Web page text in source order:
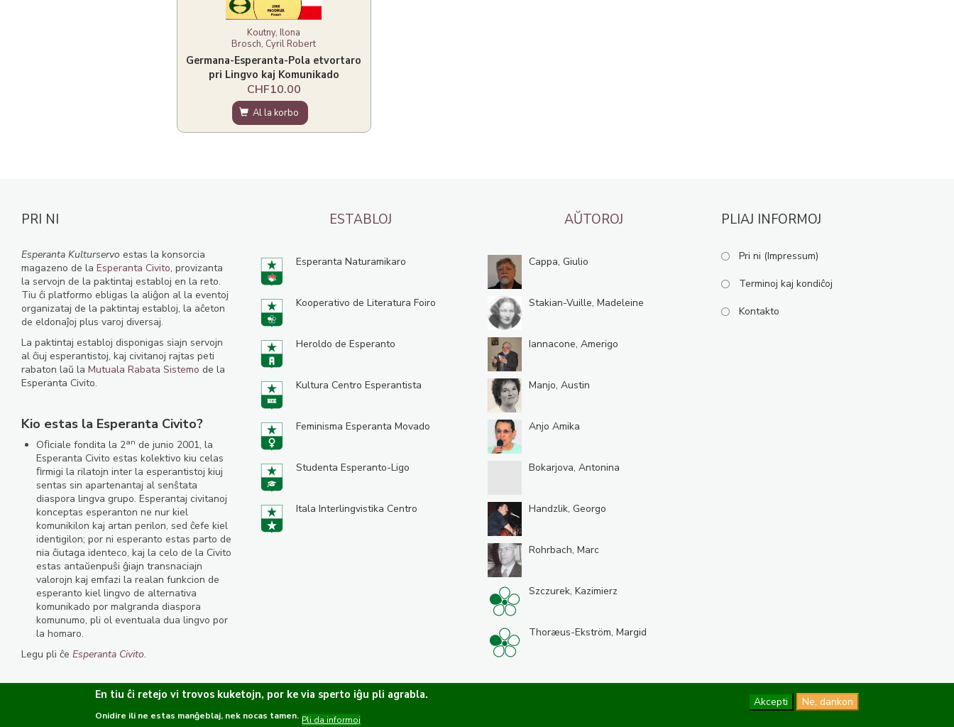
Koutny, Ilona
Brosch, Cyril Robert
Germana-Esperanta-Pola etvortaro
pri Lingvo kaj Komunikado
CHF10.00
Al la korbo
PRI NI
Esperanta Kulturservo estas la konsorcia
magazeno de la Esperanta Civito, provizanta
la servojn de la paktintaj establoj en la reto.
Tiu ĉi platformo ebligas la aliĝon al la eventoj
organizataj de la paktintaj establoj, la aĉeton
de eldonaĵoj plus varoj diversaj.
La paktintaj establoj disponigas siajn servojn
al ĉiuj esperantistoj, kaj civitanoj rajtas peti
rabaton laŭ la Mutuala Rabata Sistemo de la
Esperanta Civito.
Kio estas la Esperanta Civito?
Oﬁciale fondita la 2an de junio 2001, la
Esperanta Civito estas kolektivo kiu celas
ﬁrmigi la rilatojn inter la esperantistoj kiuj
sentas sin apartenantaj al senŝtata
diaspora lingva grupo. Esperantaj civitanoj
konceptas esperanton ne nur kiel
komunikilon kaj artan perilon, sed ĉefe kiel
identigilon; por ni esperanto estas parto de
nia ĉiutaga identeco, kaj la celo de la Civito
estas antaŭenpuŝi ĝiajn transnaciajn
valorojn kaj emfazi la realan funkcion de
esperanto kiel lingvo de alternativa
komunikado por malgranda diaspora
komunumo, pli ol eventuala dua lingvo por
la homaro.
Legu pli ĉe Esperanta Civito.
ESTABLOJ
Esperanta Naturamikaro
Kooperativo de Literatura Foiro
Heroldo de Esperanto
Kultura Centro Esperantista
Feminisma Esperanta Movado
Studenta Esperanto-Ligo
Itala Interlingvistika Centro
AŬTOROJ
Cappa, Giulio
Stakian-Vuille, Madeleine
Iannacone, Amerigo
Manjo, Austin
Anjo Amika
Bokarjova, Antonina
Handzlik, Georgo
Rohrbach, Marc
Szczurek, Kazimierz
Thoræus-Ekström, Margid
PLIAJ INFORMOJ
Pri ni (Impressum)
Terminoj kaj kondiĉoj
Kontakto
Kopirajto ©2019-2026 Esperanta Kulturservo · Ĉiuj rajtoj rezervitaj.
En tiu ĉi retejo vi trovos kuketojn, por ke via sperto iĝu pli agrabla.
Onidire ili ne estas manĝeblaj, nek nocas tamen. Pli da informoj
Akcepti Ne, dankon